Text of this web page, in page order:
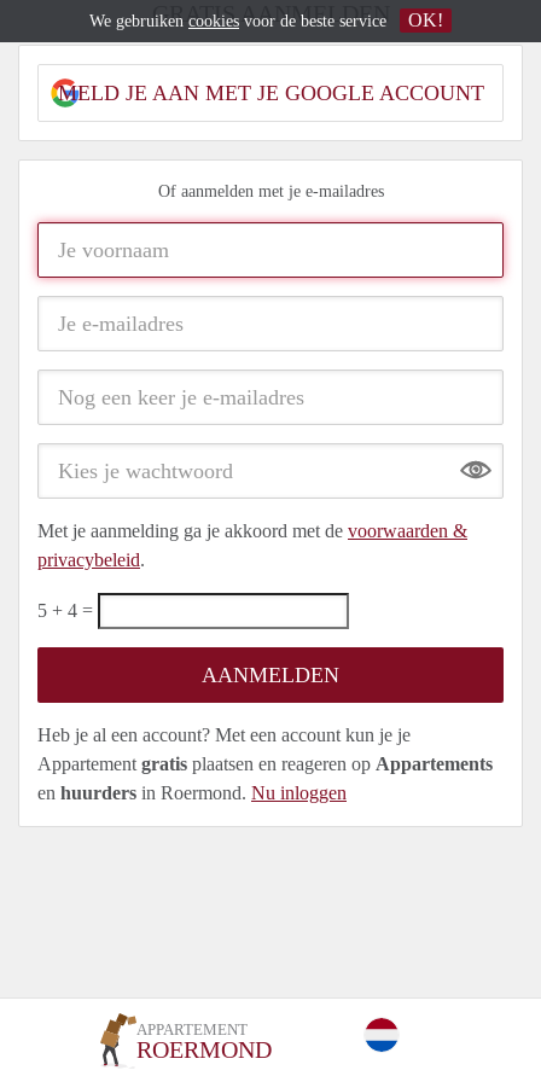
APPARTEMENT
ROERMOND
GRATIS AANMELDEN
MELD JE AAN MET JE GOOGLE ACCOUNT
Of aanmelden met je e-mailadres
Show
Met je aanmelding ga je akkoord met de voorwaarden &
privacybeleid.
5 + 4 =
Heb je al een account? Met een account kun je je
Appartement gratis plaatsen en reageren op Appartements
en huurders in Roermond. Nu inloggen
We gebruiken cookies voor de beste service OK!